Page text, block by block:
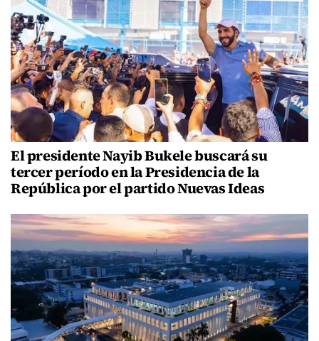
El presidente Nayib Bukele buscará su
tercer período en la Presidencia de la
República por el partido Nuevas Ideas